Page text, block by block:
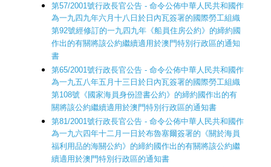
第57/2001號行政長官公告 - 命令公佈中華人民共和國作
為一九四九年六月十八日於日內瓦簽署的國際勞工組織
第92號經修訂的一九四九年《船員住房公約》的締約國
作出的有關將該公約繼續適用於澳門特別行政區的通知
書
第65/2001號行政長官公告 - 命令公佈中華人民共和國作
為一九五八年五月十三日於日內瓦簽署的國際勞工組織
第108號《國家海員身份證書公約》的締約國作出的有
關將該公約繼續適用於澳門特別行政區的通知書
第81/2001號行政長官公告 - 命令公佈中華人民共和國作
為一九六四年十二月一日於布魯塞爾簽署的《關於海員
福利用品的海關公約》的締約國作出的有關將該公約繼
續適用於澳門特別行政區的通知書